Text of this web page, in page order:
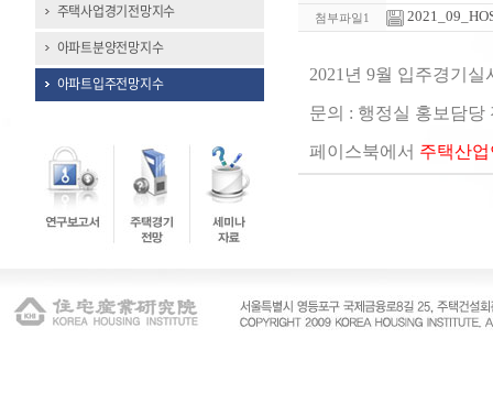
주택사업경기전망지수
아파트분양전망지수
아파트입주전망지수
첨부파일1
2021년 9월 입주경기실
문의 : 행정실 홍보담당
페이스북에서 주택산